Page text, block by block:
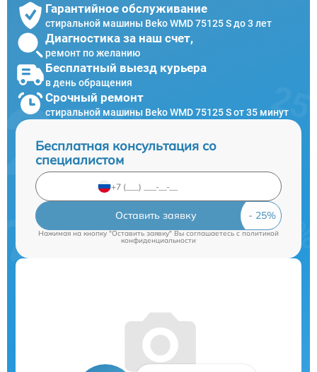
Гарантийное обслуживание
стиральной машины Beko WMD 75125 S до 3 лет
Диагностика за наш счет,
ремонт по желанию
Бесплатный выезд курьера
в день обращения
Срочный ремонт
стиральной машины Beko WMD 75125 S от 35 минут
Бесплатная консультация со
специалистом
Оставить заявку
Нажимая на кнопку "Оставить заявку" Вы соглашаетесь c политикой
конфиденциальности